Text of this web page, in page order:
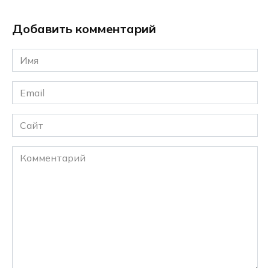
Добавить комментарий
Имя
*
Email
*
Сайт
Комментарий